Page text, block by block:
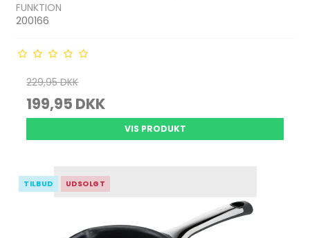
FUNKTION
200166
229,95 DKK
199,95 DKK
VIS PRODUKT
TILBUD UDSOLGT